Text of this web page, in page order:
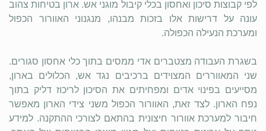
לפי קבוצות סיכון ואחסון בכלי קיבול מוגני אש. ארון בטיחות צהוב
עונה על דרישות אלו בזכות מבנהו, מנגנוני האוורור הכפול
ומערכת הנעילה הכפולה.
בשגרת העבודה מצטברים אדי ממסים בתוך כלי אחסון סגורים.
שני המאווררים המצוידים ברכיבים נגד אש, הכלולים בארון,
מסייעים בפינוי אדים ומפחיתים את הסיכון לריכוז דליק בתוך
נפח הארון. לצד זאת, האוורור הכפול משני צידי הארון מאפשר
חיבור למערכת אוורור חיצונית בהתאם לצורכי ההתקנה. למידע